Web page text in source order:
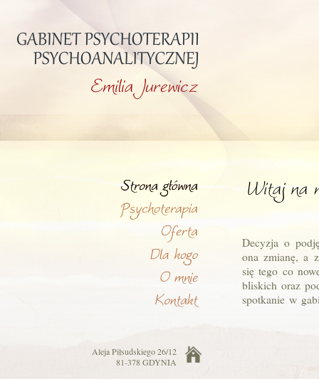
Aleja Piłsudskiego 26/12
81-378GDYNIA
Decyzja o
ona zmianę, a
się tego co
bliskich oraz
spotkanie w